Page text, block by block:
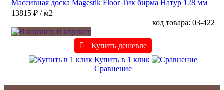
Массивная доска Magestik Floor Тик бирма Натур 128 мм
13815 ₽ / м2
код товара: 03-422
В корзину
Купить дешевле
Купить в 1 клик
Сравнение